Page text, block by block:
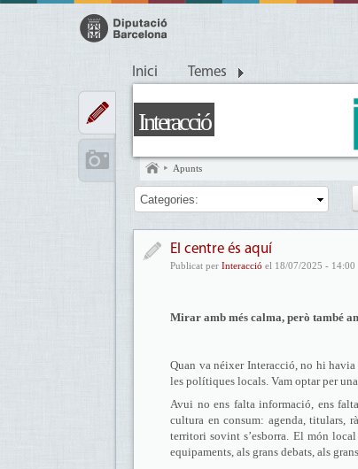
Inici Temes
Interacció
Apunts
Categories:
El centre és aquí
Publicat per Interacció el 18/07/2025 - 14:00
Mirar amb més calma, però també
Quan va néixer Interacció, no hi
les polítiques locals. Vam optar per
Avui no ens falta informació, ens
cultura en consum: agenda, titulars,
territori sovint s’esborra. El món
equipaments, als grans debats, als